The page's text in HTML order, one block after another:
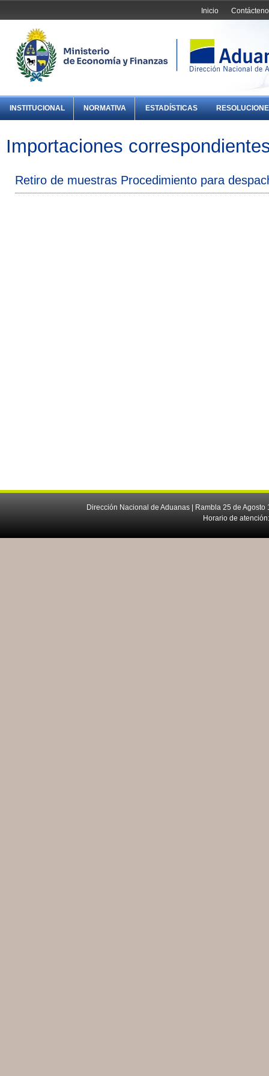
Inicio
INSTITUCIONAL NORMATIVA ESTADÍSTICAS
Importaciones
Retiro de muestras Procedimiento para
Dirección Nacional de Aduanas | Rambla 25 de
Horario de